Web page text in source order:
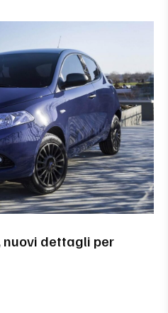
nuovi dettagli per